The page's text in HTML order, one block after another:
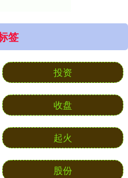
签
投资
收盘
起火
股份